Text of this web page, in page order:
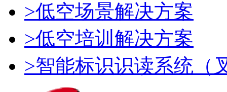
>低空场景解决方案
>低空培训解决方案
>智能标识识读系统（